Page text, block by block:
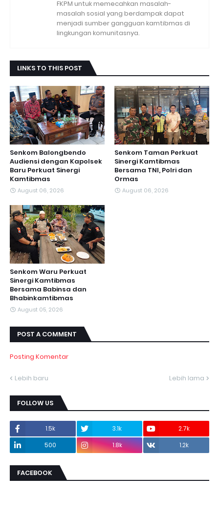
FKPM untuk memecahkan masalah-
masalah sosial yang berdampak dapat
menjadi sumber gangguan kamtibmas di
lingkungan komunitasnya.
LINKS TO THIS POST
Senkom Balongbendo
Audiensi dengan Kapolsek
Baru Perkuat Sinergi
Kamtibmas
August 06, 2026
Senkom Taman Perkuat
Sinergi Kamtibmas
Bersama TNI, Polri dan
Ormas
August 06, 2026
Senkom Waru Perkuat
Sinergi Kamtibmas
Bersama Babinsa dan
Bhabinkamtibmas
August 05, 2026
POST A COMMENT
Posting Komentar
Lebih baru Lebih lama
FOLLOW US
1.5k 3.1k
2.7k
500
1.8k 1.2k
FACEBOOK